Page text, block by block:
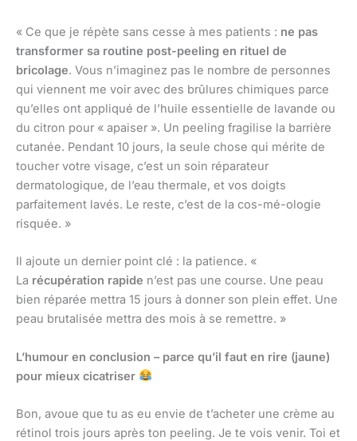
« Ce que je répète sans cesse à mes patients : ne pas
transformer sa routine post-peeling en rituel de
bricolage. Vous n’imaginez pas le nombre de personnes
qui viennent me voir avec des brûlures chimiques parce
qu’elles ont appliqué de l’huile essentielle de lavande ou
du citron pour « apaiser ». Un peeling fragilise la barrière
cutanée. Pendant 10 jours, la seule chose qui mérite de
toucher votre visage, c’est un soin réparateur
dermatologique, de l’eau thermale, et vos doigts
parfaitement lavés. Le reste, c’est de la cos-mé-ologie
risquée. »
Il ajoute un dernier point clé : la patience. «
La récupération rapide n’est pas une course. Une peau
bien réparée mettra 15 jours à donner son plein effet. Une
peau brutalisée mettra des mois à se remettre. »
L’humour en conclusion – parce qu’il faut en rire (jaune)
pour mieux cicatriser
Bon, avoue que tu as eu envie de t’acheter une crème au
rétinol trois jours après ton peeling. Je te vois venir. Toi et